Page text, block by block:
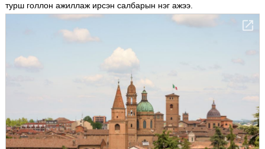
турш голлон ажиллаж ирсэн салбарын нэг ажээ.